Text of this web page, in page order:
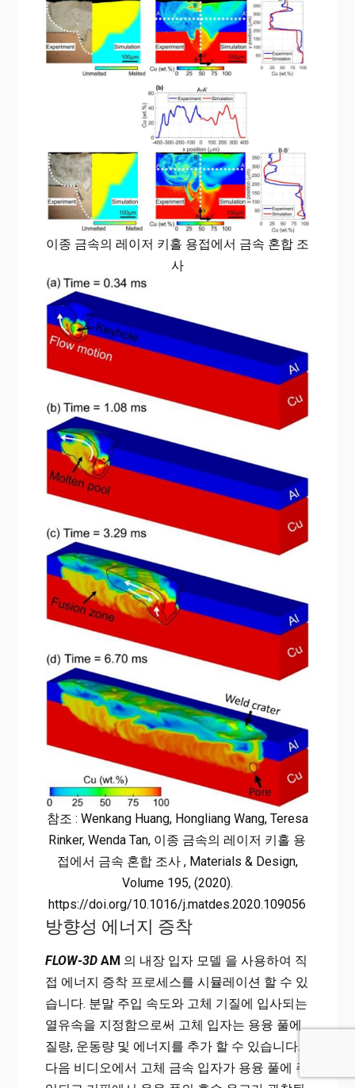
이종 금속의 레이저 키홀 용접에서 금속 혼합 조
사
참조 : Wenkang Huang, Hongliang Wang, Teresa
Rinker, Wenda Tan, 이종 금속의 레이저 키홀 용
접에서 금속 혼합 조사 , Materials & Design,
Volume 195, (2020).
https://doi.org/10.1016/j.matdes.2020.109056
방향성 에너지 증착
FLOW-3DAM 의 내장 입자 모델 을 사용하여 직
접 에너지 증착 프로세스를 시뮬레이션 할 수 있
습니다. 분말 주입 속도와 고체 기질에 입사되는
열유속을 지정함으로써 고체 입자는 용융 풀에
질량, 운동량 및 에너지를 추가 할 수 있습니다.
다음 비디오에서 고체 금속 입자가 용융 풀에 주